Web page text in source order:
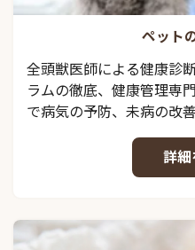
ペット
全頭獣医師による健康診
ラムの徹底、健康管理専
で病気の予防、未病の改
詳細